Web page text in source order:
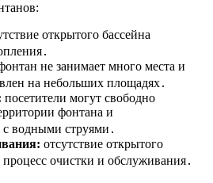
открытого бассейна
не занимает много места и
на небольших площадях․
посетители могут свободно
фонтана и
с водными струями․
отсутствие открытого
очистки и обслуживания․